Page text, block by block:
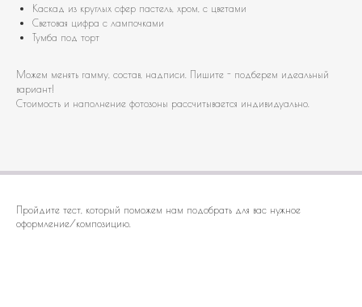
Каскад из круглых сфер пастель, хром, с цветами
Световая цифра с лампочками
Тумба под торт
Можем менять гамму, состав, надписи. Пишите - подберем идеальный
вариант!
Стоимость и наполнение фотозоны рассчитывается индивидуально.
Пройдите тест, который поможем нам подобрать для вас нужное
оформление/композицию.